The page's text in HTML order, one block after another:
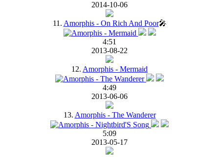
2014-10-06
11. Amorphis - On Rich And Poor🎤
4:51
2013-08-22
12. Amorphis - Mermaid
4:49
2013-06-06
13. Amorphis - The Wanderer
5:09
2013-05-17